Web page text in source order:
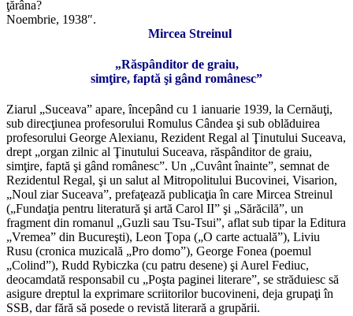
ţărâna?
Noembrie, 1938″.
Mircea Streinul
„Răspânditor de graiu,
simţire, faptă şi gând românesc”
Ziarul „Suceava” apare, începând cu 1 ianuarie 1939, la Cernăuţi,
sub direcţiunea profesorului Romulus Cândea şi sub oblăduirea
profesorului George Alexianu, Rezident Regal al Ţinutului Suceava,
drept „organ zilnic al Ţinutului Suceava, răspânditor de graiu,
simţire, faptă şi gând românesc”. Un „Cuvânt înainte”, semnat de
Rezidentul Regal, şi un salut al Mitropolitului Bucovinei, Visarion,
„Noul ziar Suceava”, prefaţează publicaţia în care Mircea Streinul
(„Fundaţia pentru literatură şi artă Carol II” şi „Sărăcilă”, un
fragment din romanul „Guzli sau Tsu-Tsui”, aflat sub tipar la Editura
„Vremea” din Bucureşti), Leon Ţopa („O carte actuală”), Liviu
Rusu (cronica muzicală „Pro domo”), George Fonea (poemul
„Colind”), Rudd Rybiczka (cu patru desene) şi Aurel Fediuc,
deocamdată responsabil cu „Poşta paginei literare”, se străduiesc să
asigure dreptul la exprimare scriitorilor bucovineni, deja grupaţi în
SSB, dar fără să posede o revistă literară a grupării.